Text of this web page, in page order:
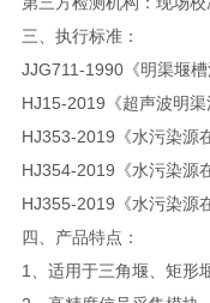
三、执行标准：
JJG711-1990《明渠堰槽
HJ15-2019《超声波明
HJ353-2019《水污染源
HJ354-2019《水污染源
HJ355-2019《水污染源
四、产品特点：
1、适用于三角堰、矩形